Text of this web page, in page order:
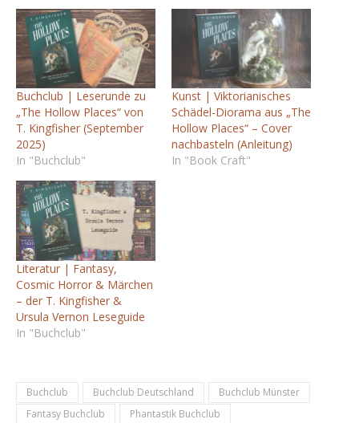
Buchclub | Leserunde zu
„The Hollow Places“ von
T. Kingfisher (September
2025)
In "Buchclub"
Kunst | Viktorianisches
Schädel-Diorama aus „The
Hollow Places“ – Cover
nachbasteln (Anleitung)
In "Book Craft"
Literatur | Fantasy,
Cosmic Horror & Märchen
– der T. Kingfisher &
Ursula Vernon Leseguide
In "Buchclub"
Buchclub Buchclub Deutschland
Buchclub Münster
Fantasy Buchclub
Phantastik Buchclub